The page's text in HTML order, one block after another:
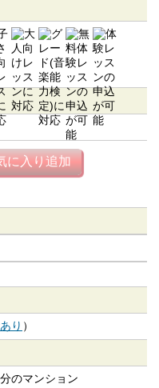
に入り追加
り ）
のマンション